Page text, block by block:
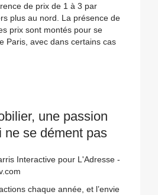
de prix de 1 à 3 par
plus au nord. La présence de
prix sont montés pour se
Paris, avec dans certains cas
une passion
ne se dément pas
Interactive pour L'Adresse -
chaque année, et l’envie